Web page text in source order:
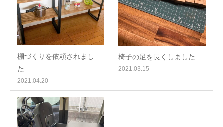
棚づくりを依頼されまし
た…
2021.04.20
椅子の足を長くしました
2021.03.15